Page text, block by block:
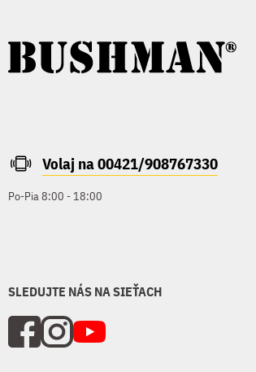
Volaj na 00421/908767330
Po-Pia 8:00 - 18:00
SLEDUJTE NÁS NA SIEŤACH